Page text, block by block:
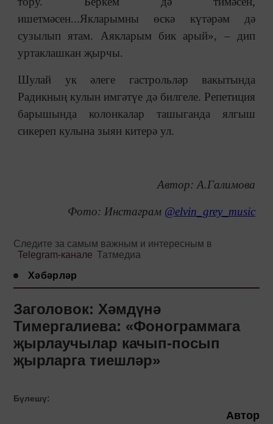
ишетмәсен...Якларымны өскә күтәрәм дә
сузылып ятам. Аякларым бик арый», – дип
уртаклашкан җырчы.
Шулай ук әлеге гастрольләр вакытында
Радикның кулын имгәтүе дә билгеле. Репетиция
барышында колонкалар ташыганда ялгыш
сикереп кулына зыян китерә ул.
Автор: А.Галимова
Фото: Инстаграм @elvin_grey_music
Следите за самым важным и интересным в
Telegram-канале Татмедиа
Хәбәрләр
Заголовок: Хәмдүнә
Тимергалиева: «Фонограммага
җырлаучылар качып-посып
җырларга тиешләр»
Бүлешү:
Автор